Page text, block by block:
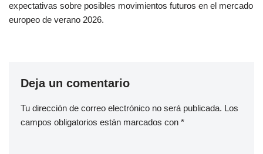
expectativas sobre posibles movimientos futuros en el mercado
europeo de verano 2026.
Deja un comentario
Tu dirección de correo electrónico no será publicada. Los
campos obligatorios están marcados con *